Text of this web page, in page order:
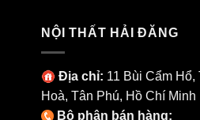
NỘI THẤT HẢI ĐĂNG
Địa chỉ: 11 Bùi Cẩm Hổ,
Hoà, Tân Phú, Hồ Chí Minh
Bộ phận bán hàng: